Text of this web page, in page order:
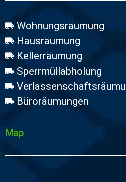
Wohnungsräumung
Hausräumung
Kellerräumung
Sperrmüllabholung
Büroräumungen
Map